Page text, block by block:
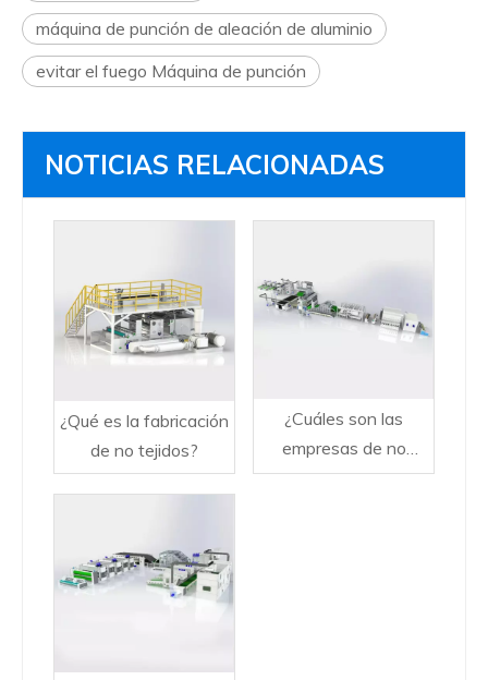
máquina de punción de aleación de aluminio
evitar el fuego Máquina de punción
NOTICIAS RELACIONADAS
¿Qué es la fabricación
de no tejidos?
¿Cuáles son las
empresas de no
tejidos más grandes?